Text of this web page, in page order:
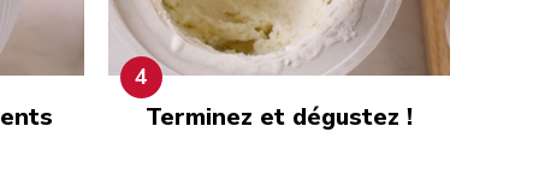
4
Terminez et dégustez !